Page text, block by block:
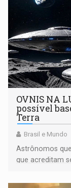
OVNIS NA
possível
Terra
Brasil e Mundo
Astrônomos
que acreditam
órbita